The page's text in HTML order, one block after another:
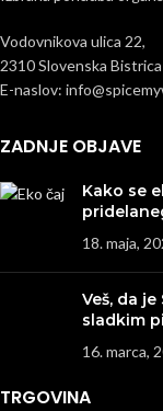
Vodovnikova ulica 22,
2310 Slovenska Bistrica
E-naslov:
ZADNJE OBJAVE
Kako se
18. maja,
Veš, da
sladkim
16. marca,
TRGOVINA